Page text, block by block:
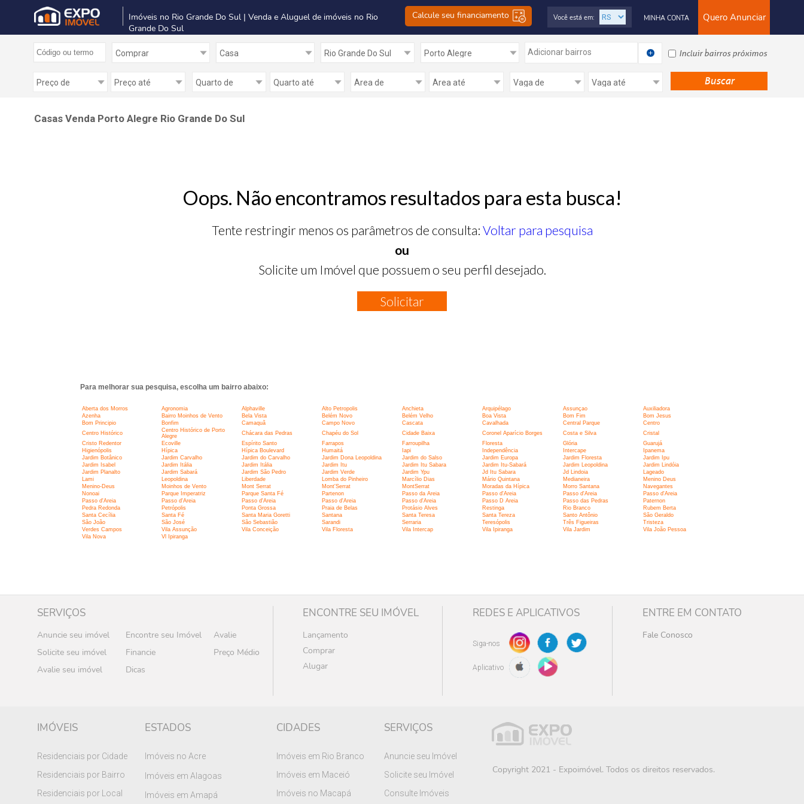
Imóveis no Rio Grande Do Sul | Venda e Aluguel de imóveis no Rio
Grande Do Sul
Calcule seu financiamento Quero Anunciar
MINHA CONTA
Você está em:
Adicionar bairros Incluir bairros próximos
Casas Venda Porto Alegre Rio Grande Do Sul
Oops. Não encontramos resultados para esta busca!
Tente restringir menos os parâmetros de consulta: Voltar para pesquisa
ou
Solicite um Imóvel que possuem o seu perfil desejado.
Solicitar
Para melhorar sua pesquisa, escolha um bairro abaixo:
Aberta dos Morros Agronomia Alphaville Alto Petropolis Anchieta Arquipélago Assunçao
Auxiliadora
Azenha
Bairro Moinhos de Vento Bela Vista Belém Novo Belém Velho Boa Vista Bom Fim
Bom Jesus
Bom Principio
Bonfim Camaquã Campo Novo Cascata Cavalhada Central Parque
Centro
Centro Histórico
Centro Histórico de Porto
Alegre
Chácara das Pedras Chapéu do Sol Cidade Baixa Coronel Aparício Borges Costa e Silva
Cristal
Cristo Redentor
Ecoville Espírito Santo Farrapos Farroupilha Floresta Glória
Guarujá
Higienópolis
Hípica Hípica Boulevard Humaitá Iapi Independência Intercape
Ipanema
Jardim Botânico
Jardim Carvalho Jardim do Carvalho Jardim Dona Leopoldina Jardim do Salso Jardim Europa Jardim Floresta
Jardim Ipu
Jardim Isabel
Jardim Itália Jardim Itália Jardim Itu Jardim Itu Sabara Jardim Itu-Sabará Jardim Leopoldina
Jardim Lindóia
Jardim Planalto
Jardim Sabará Jardim São Pedro Jardim Verde Jardim Ypu Jd Itu Sabara Jd Lindoia
Lageado
Lami
Leopoldina Liberdade Lomba do Pinheiro Marcílio Dias Mário Quintana Medianeira
Menino Deus
Menino-Deus
Moinhos de Vento Mont Serrat Mont'Serrat MontSerrat Moradas da Hípica Morro Santana
Navegantes
Nonoai
Parque Imperatriz Parque Santa Fé Partenon Passo da Areia Passo d'Areia Passo d'Areia
Passo d'Areia
Passo d'Areia
Passo d'Areia Passo d'Areia Passo d'Areia Passo d'Areia Passo D Areia Passo das Pedras
Paternon
Pedra Redonda
Petrópolis Ponta Grossa Praia de Belas Protásio Alves Restinga Rio Branco
Rubem Berta
Santa Cecília
Santa Fé Santa Maria Goretti Santana Santa Teresa Santa Tereza Santo Antônio
São Geraldo
São João
São José São Sebastião Sarandi Serraria Teresópolis Três Figueiras
Tristeza
Verdes Campos
Vila Assunção Vila Conceição Vila Floresta Vila Intercap Vila Ipiranga Vila Jardim
Vila João Pessoa
Vila Nova
Vl Ipiranga
SERVIÇOS
Anuncie seu imóvel Encontre seu Imóvel
Avalie
Solicite seu imóvel
Financie
Preço Médio
Avalie seu imóvel
Dicas
ENCONTRE SEU IMÓVEL
Lançamento
Comprar
Alugar
REDES E APLICATIVOS
Siga-nos
Aplicativo
ENTRE EM CONTATO
Fale Conosco
IMÓVEIS
Residenciais por Cidade
Residenciais por Bairro
Residenciais por Local
ESTADOS
Imóveis no Acre
Imóveis em Alagoas
Imóveis em Amapá
CIDADES
Imóveis em Rio Branco
Imóveis em Maceió
Imóveis no Macapá
SERVIÇOS
Anuncie seu Imóvel
Solicite seu Imóvel
Consulte Imóveis
Copyright 2021 - Expoimóvel. Todos os direitos reservados.